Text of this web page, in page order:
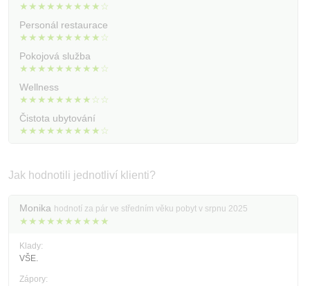
★★★★★★★★★☆
Personál restaurace
★★★★★★★★★☆
Pokojová služba
★★★★★★★★★☆
Wellness
★★★★★★★★☆☆
Čistota ubytování
★★★★★★★★★☆
Jak hodnotili jednotliví klienti?
Monika hodnotí za pár ve středním věku pobyt v srpnu 2025
★★★★★★★★★★
Klady:
VŠE.
Zápory: